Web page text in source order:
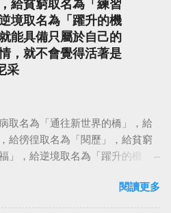
給貧窮取名為「練習
境取名為「躍升的機
能具備只屬於自己的
，就不會覺得活著是
采
取名為「通往新世界的橋」，給
給徬徨取名為「閱歷」，給貧窮
」，給逆境取名為「躍升的機
一件沉重的事。#超譯尼采 — 中
May 23, 2023
閱讀更多